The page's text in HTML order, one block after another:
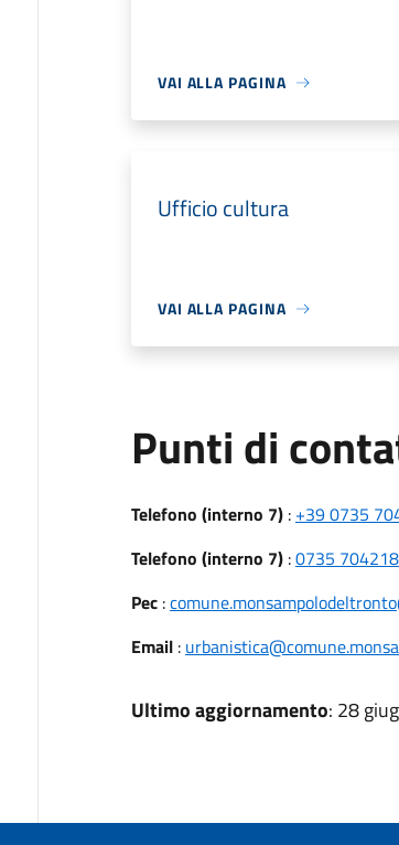
VAI ALLA PAGINA
Ufficio cultura
VAI ALLA PAGINA
Punti di
Telefono (interno 7): +39 0735
Telefono (interno 7):0735 704218
Pec:
Email:
Ultimo aggiornamento: 28